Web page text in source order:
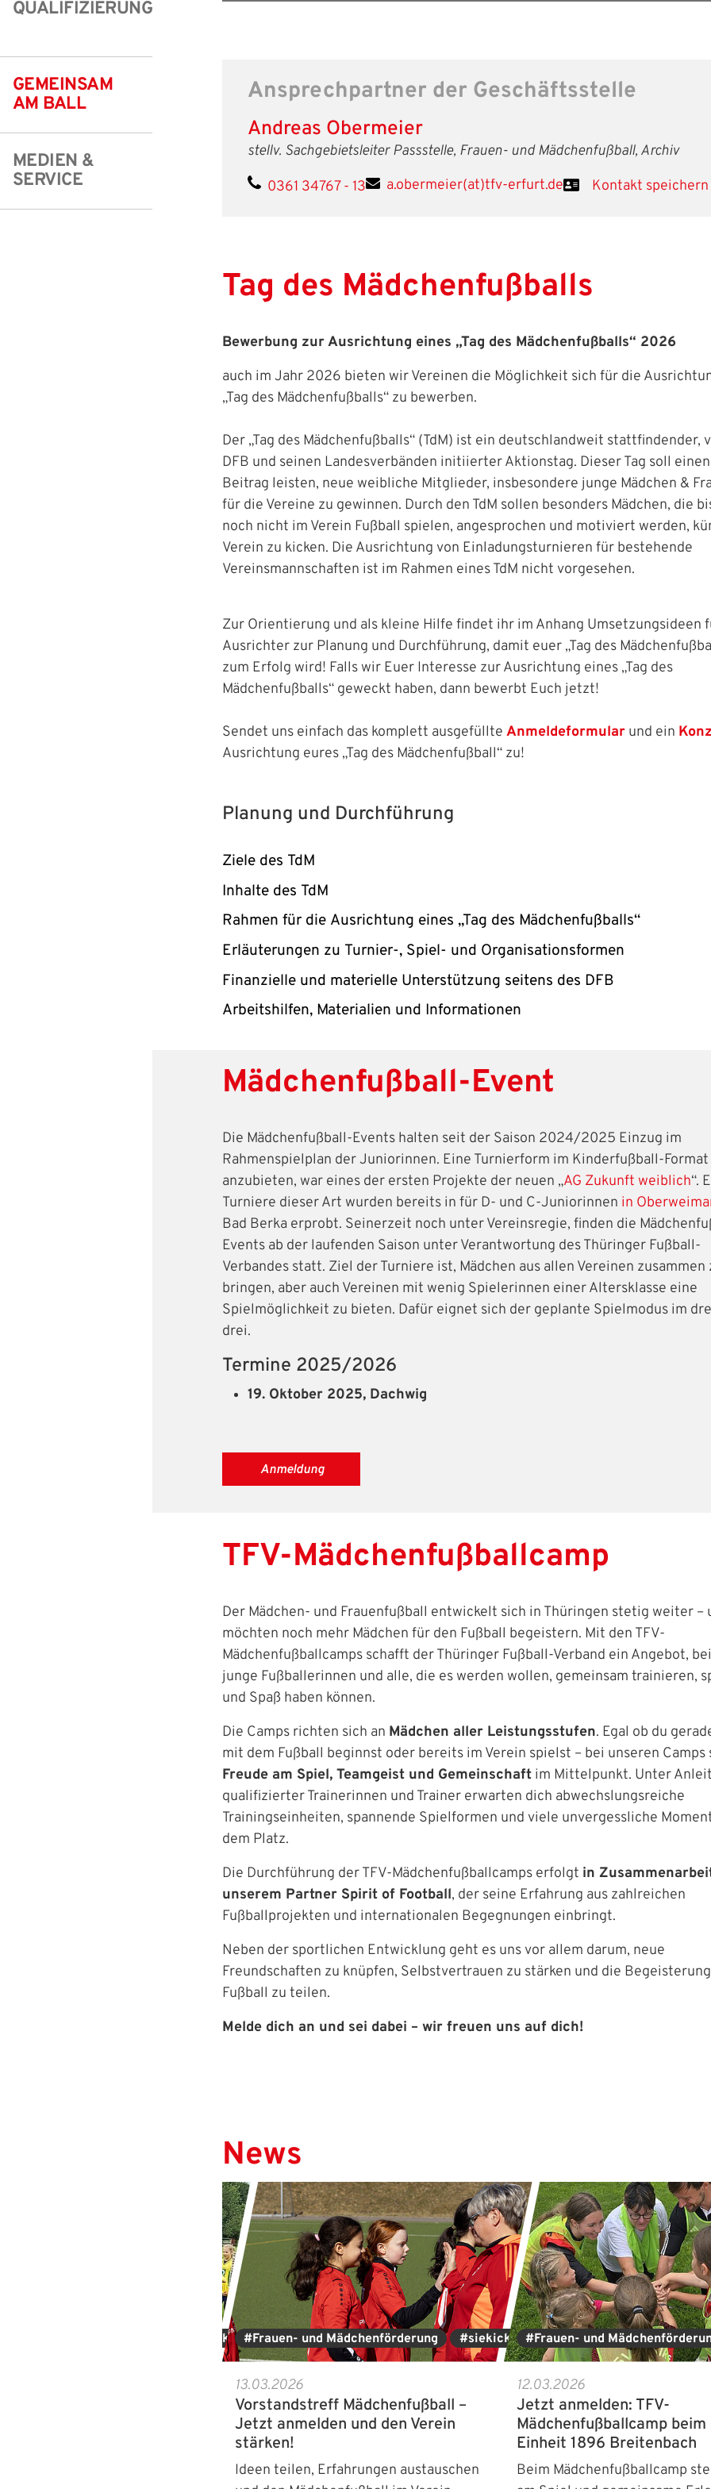
QUALIFIZIERUNG
GEMEINSAM
AM BALL
MEDIEN &
SERVICE
Ansprechpartner der Geschäftsstelle
Andreas Obermeier
stellv. Sachgebietsleiter Passstelle, Frauen- und Mädchenfußball, Archiv
0361 34767 - 13
a.obermeier(at)tfv-erfurt.de Kontakt speichern
Tag des Mädchenfußballs
Bewerbung zur Ausrichtung eines „Tag des Mädchenfußballs“ 2026
auch im Jahr 2026 bieten wir Vereinen die Möglichkeit sich für die
„Tag des Mädchenfußballs“ zu bewerben.
Der „Tag des Mädchenfußballs“ (TdM) ist ein deutschlandweit stattfindender,
DFB und seinen Landesverbänden initiierter Aktionstag. Dieser Tag soll einen
Beitrag leisten, neue weibliche Mitglieder, insbesondere junge Mädchen &
für die Vereine zu gewinnen. Durch den TdM sollen besonders Mädchen, die
noch nicht im Verein Fußball spielen, angesprochen und motiviert werden,
Verein zu kicken. Die Ausrichtung von Einladungsturnieren für bestehende
Vereinsmannschaften ist im Rahmen eines TdM nicht vorgesehen.
Zur Orientierung und als kleine Hilfe findet ihr im Anhang Umsetzungsideen
Ausrichter zur Planung und Durchführung, damit euer „Tag des
zum Erfolg wird! Falls wir Euer Interesse zur Ausrichtung eines „Tag des
Mädchenfußballs“ geweckt haben, dann bewerbt Euch jetzt!
Sendet uns einfach das komplett ausgefüllte Anmeldeformular und ein
Ausrichtung eures „Tag des Mädchenfußball“ zu!
Planung und Durchführung
Ziele des TdM
Inhalte des TdM
Rahmen für die Ausrichtung eines „Tag des Mädchenfußballs“
Erläuterungen zu Turnier-, Spiel- und Organisationsformen
Finanzielle und materielle Unterstützung seitens des DFB
Arbeitshilfen, Materialien und Informationen
Mädchenfußball-Event
Die Mädchenfußball-Events halten seit der Saison 2024/2025 Einzug im
Rahmenspielplan der Juniorinnen. Eine Turnierform im Kinderfußball-Format
anzubieten, war eines der ersten Projekte der neuen „AG Zukunft weiblich“.
Turniere dieser Art wurden bereits in für D- und C-Juniorinnen in
Bad Berka erprobt. Seinerzeit noch unter Vereinsregie, finden die
Events ab der laufenden Saison unter Verantwortung des Thüringer Fußball-
Verbandes statt. Ziel der Turniere ist, Mädchen aus allen Vereinen zusammen
bringen, aber auch Vereinen mit wenig Spielerinnen einer Altersklasse eine
Spielmöglichkeit zu bieten. Dafür eignet sich der geplante Spielmodus im
drei.
Termine 2025/2026
19. Oktober 2025, Dachwig
Anmeldung
TFV-Mädchenfußballcamp
Der Mädchen- und Frauenfußball entwickelt sich in Thüringen stetig weiter –
möchten noch mehr Mädchen für den Fußball begeistern. Mit den TFV-
Mädchenfußballcamps schafft der Thüringer Fußball-Verband ein Angebot,
junge Fußballerinnen und alle, die es werden wollen, gemeinsam trainieren,
und Spaß haben können.
Die Camps richten sich an Mädchen aller Leistungsstufen. Egal ob du
mit dem Fußball beginnst oder bereits im Verein spielst – bei unseren Camps
Freude am Spiel, Teamgeist und Gemeinschaft im Mittelpunkt. Unter
qualifizierter Trainerinnen und Trainer erwarten dich abwechslungsreiche
Trainingseinheiten, spannende Spielformen und viele unvergessliche
dem Platz.
Die Durchführung der TFV-Mädchenfußballcamps erfolgt in
unserem Partner Spirit of Football, der seine Erfahrung aus zahlreichen
Fußballprojekten und internationalen Begegnungen einbringt.
Neben der sportlichen Entwicklung geht es uns vor allem darum, neue
Freundschaften zu knüpfen, Selbstvertrauen zu stärken und die
Fußball zu teilen.
Melde dich an und sei dabei – wir freuen uns auf dich!
News
#siekickt #Frauen- und Mädchenförderung #siekickt
13.03.2026
Vorstandstreff Mädchenfußball –
Jetzt anmelden und den Verein
stärken!
Ideen teilen, Erfahrungen austauschen
#Frauen- und
12.03.2026
Jetzt anmelden: TFV-
Mädchenfußballcamp beim
Einheit 1896 Breitenbach
Beim Mädchenfußballcamp
IHR LOGIN
Benutzeranmeldung
Bitte geben Sie Ihren Benutzernamen und Ihr Passwort ein, um sich an der
Passwort:
Futsal
#siekickt
Tage des Mädchenfußballs
Länderspiele
Impressum